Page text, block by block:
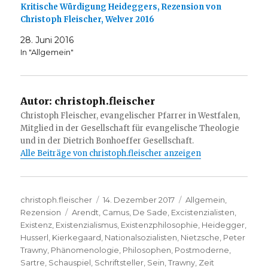
Kritische Würdigung Heideggers, Rezension von
Christoph Fleischer, Welver 2016
28. Juni 2016
In "Allgemein"
Autor: christoph.fleischer
Christoph Fleischer, evangelischer Pfarrer in Westfalen,
Mitglied in der Gesellschaft für evangelische Theologie
und in der Dietrich Bonhoeffer Gesellschaft.
Alle Beiträge von christoph.fleischer anzeigen
Autor
christoph.fleischer
Veröffentlicht
am
14. Dezember 2017 Kategorien
Allgemein,
Rezension
Schlagwörter
Arendt, Camus, De Sade, Excistenzialisten,
Existenz, Existenzialismus, Existenzphilosophie, Heidegger,
Husserl, Kierkegaard, Nationalsozialisten, Nietzsche, Peter
Trawny, Phänomenologie, Philosophen, Postmoderne,
Sartre, Schauspiel, Schriftsteller, Sein,Trawny, Zeit